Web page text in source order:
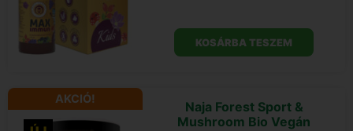
KOSÁRBA TESZEM
AKCIÓ!
Naja Forest Sport &
Mushroom Bio Vegán